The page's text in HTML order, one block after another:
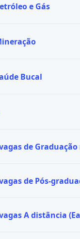
e Gás
Bucal
de Graduação
A distância